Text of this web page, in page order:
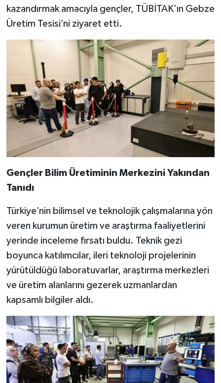
kazandırmak amacıyla gençler, TÜBİTAK’ın Gebze
Üretim Tesisi’ni ziyaret etti.
Gençler Bilim Üretiminin Merkezini Yakından
Tanıdı
Türkiye’nin bilimsel ve teknolojik çalışmalarına yön
veren kurumun üretim ve araştırma faaliyetlerini
yerinde inceleme fırsatı buldu. Teknik gezi
boyunca katılımcılar, ileri teknoloji projelerinin
yürütüldüğü laboratuvarlar, araştırma merkezleri
ve üretim alanlarını gezerek uzmanlardan
kapsamlı bilgiler aldı.